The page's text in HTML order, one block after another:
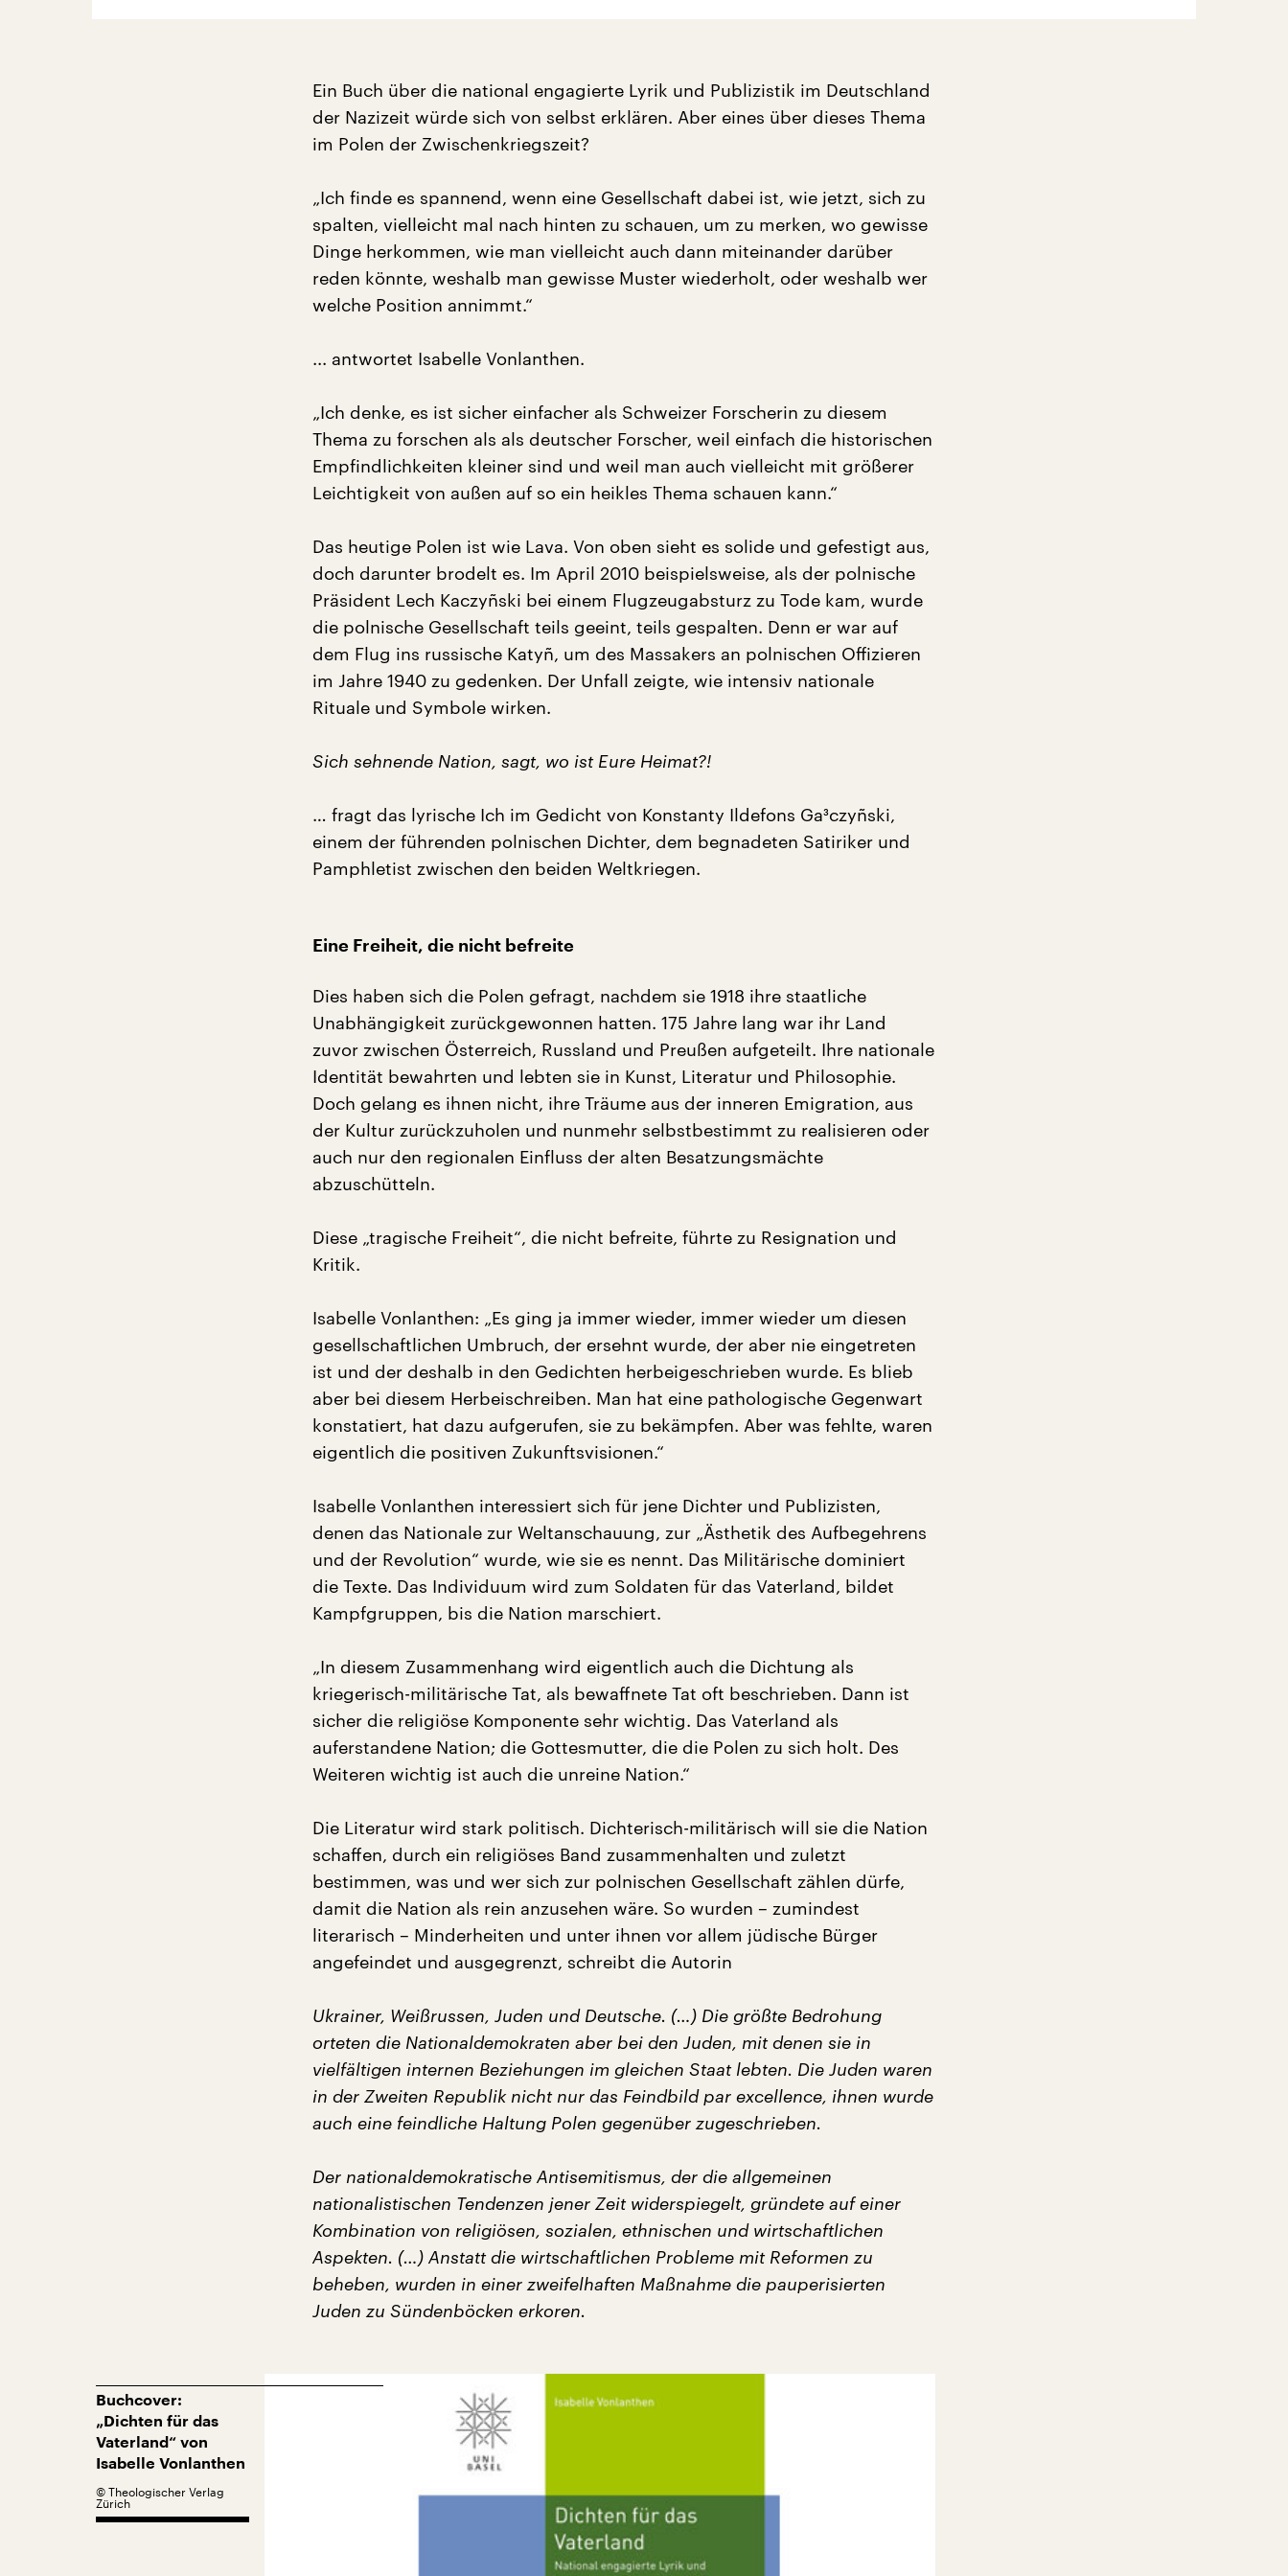
Ein Buch über die national engagierte Lyrik und Publizistik im Deutschland
der Nazizeit würde sich von selbst erklären. Aber eines über dieses Thema
im Polen der Zwischenkriegszeit?
„Ich finde es spannend, wenn eine Gesellschaft dabei ist, wie jetzt, sich zu
spalten, vielleicht mal nach hinten zu schauen, um zu merken, wo gewisse
Dinge herkommen, wie man vielleicht auch dann miteinander darüber
reden könnte, weshalb man gewisse Muster wiederholt, oder weshalb wer
welche Position annimmt.“
... antwortet Isabelle Vonlanthen.
„Ich denke, es ist sicher einfacher als Schweizer Forscherin zu diesem
Thema zu forschen als als deutscher Forscher, weil einfach die historischen
Empfindlichkeiten kleiner sind und weil man auch vielleicht mit größerer
Leichtigkeit von außen auf so ein heikles Thema schauen kann.“
Das heutige Polen ist wie Lava. Von oben sieht es solide und gefestigt aus,
doch darunter brodelt es. Im April 2010 beispielsweise, als der polnische
Präsident Lech Kaczyñski bei einem Flugzeugabsturz zu Tode kam, wurde
die polnische Gesellschaft teils geeint, teils gespalten. Denn er war auf
dem Flug ins russische Katyñ, um des Massakers an polnischen Offizieren
im Jahre 1940 zu gedenken. Der Unfall zeigte, wie intensiv nationale
Rituale und Symbole wirken.
Sich sehnende Nation, sagt, wo ist Eure Heimat?!
… fragt das lyrische Ich im Gedicht von Konstanty Ildefons Ga³czyñski,
einem der führenden polnischen Dichter, dem begnadeten Satiriker und
Pamphletist zwischen den beiden Weltkriegen.
Eine Freiheit, die nicht befreite
Dies haben sich die Polen gefragt, nachdem sie 1918 ihre staatliche
Unabhängigkeit zurückgewonnen hatten. 175 Jahre lang war ihr Land
zuvor zwischen Österreich, Russland und Preußen aufgeteilt. Ihre nationale
Identität bewahrten und lebten sie in Kunst, Literatur und Philosophie.
Doch gelang es ihnen nicht, ihre Träume aus der inneren Emigration, aus
der Kultur zurückzuholen und nunmehr selbstbestimmt zu realisieren oder
auch nur den regionalen Einfluss der alten Besatzungsmächte
abzuschütteln.
Diese „tragische Freiheit“, die nicht befreite, führte zu Resignation und
Kritik.
Isabelle Vonlanthen: „Es ging ja immer wieder, immer wieder um diesen
gesellschaftlichen Umbruch, der ersehnt wurde, der aber nie eingetreten
ist und der deshalb in den Gedichten herbeigeschrieben wurde. Es blieb
aber bei diesem Herbeischreiben. Man hat eine pathologische Gegenwart
konstatiert, hat dazu aufgerufen, sie zu bekämpfen. Aber was fehlte, waren
eigentlich die positiven Zukunftsvisionen.“
Isabelle Vonlanthen interessiert sich für jene Dichter und Publizisten,
denen das Nationale zur Weltanschauung, zur „Ästhetik des Aufbegehrens
und der Revolution“ wurde, wie sie es nennt. Das Militärische dominiert
die Texte. Das Individuum wird zum Soldaten für das Vaterland, bildet
Kampfgruppen, bis die Nation marschiert.
„In diesem Zusammenhang wird eigentlich auch die Dichtung als
kriegerisch-militärische Tat, als bewaffnete Tat oft beschrieben. Dann ist
sicher die religiöse Komponente sehr wichtig. Das Vaterland als
auferstandene Nation; die Gottesmutter, die die Polen zu sich holt. Des
Weiteren wichtig ist auch die unreine Nation.“
Die Literatur wird stark politisch. Dichterisch-militärisch will sie die Nation
schaffen, durch ein religiöses Band zusammenhalten und zuletzt
bestimmen, was und wer sich zur polnischen Gesellschaft zählen dürfe,
damit die Nation als rein anzusehen wäre. So wurden – zumindest
literarisch – Minderheiten und unter ihnen vor allem jüdische Bürger
angefeindet und ausgegrenzt, schreibt die Autorin
Ukrainer, Weißrussen, Juden und Deutsche. (…) Die größte Bedrohung
orteten die Nationaldemokraten aber bei den Juden, mit denen sie in
vielfältigen internen Beziehungen im gleichen Staat lebten. Die Juden waren
in der Zweiten Republik nicht nur das Feindbild par excellence, ihnen wurde
auch eine feindliche Haltung Polen gegenüber zugeschrieben.
Der nationaldemokratische Antisemitismus, der die allgemeinen
nationalistischen Tendenzen jener Zeit widerspiegelt, gründete auf einer
Kombination von religiösen, sozialen, ethnischen und wirtschaftlichen
Aspekten. (…) Anstatt die wirtschaftlichen Probleme mit Reformen zu
beheben, wurden in einer zweifelhaften Maßnahme die pauperisierten
Juden zu Sündenböcken erkoren.
Buchcover:
„Dichten für das
Vaterland“ von
Isabelle Vonlanthen
© Theologischer Verlag
Zürich